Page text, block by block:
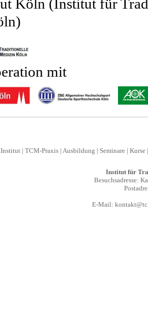
Köln (Institut für
mit
Institut| TCM-Praxis| Ausbildung | Seminare| Kurse
Institut für
Besuchsadresse:
E-Mail: